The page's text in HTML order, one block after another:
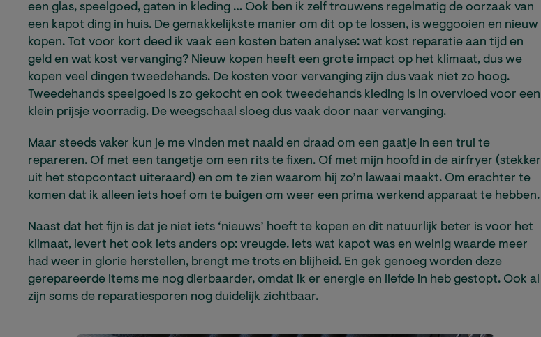
een glas, speelgoed, gaten in kleding … Ook ben ik zelf trouwens regelmatig de oorzaak van
een kapot ding in huis. De gemakkelijkste manier om dit op te lossen, is weggooien en nieuw
kopen. Tot voor kort deed ik vaak een kosten baten analyse: wat kost reparatie aan tijd en
geld en wat kost vervanging? Nieuw kopen heeft een grote impact op het klimaat, dus we
kopen veel dingen tweedehands. De kosten voor vervanging zijn dus vaak niet zo hoog.
Tweedehands speelgoed is zo gekocht en ook tweedehands kleding is in overvloed voor een
klein prijsje voorradig. De weegschaal sloeg dus vaak door naar vervanging.
Maar steeds vaker kun je me vinden met naald en draad om een gaatje in een trui te
repareren. Of met een tangetje om een rits te fixen. Of met mijn hoofd in de airfryer (stekker
uit het stopcontact uiteraard) en om te zien waarom hij zo’n lawaai maakt. Om erachter te
komen dat ik alleen iets hoef om te buigen om weer een prima werkend apparaat te hebben.
Naast dat het fijn is dat je niet iets ‘nieuws’ hoeft te kopen en dit natuurlijk beter is voor het
klimaat, levert het ook iets anders op: vreugde. Iets wat kapot was en weinig waarde meer
had weer in glorie herstellen, brengt me trots en blijheid. En gek genoeg worden deze
gerepareerde items me nog dierbaarder, omdat ik er energie en liefde in heb gestopt. Ook al
zijn soms de reparatiesporen nog duidelijk zichtbaar.